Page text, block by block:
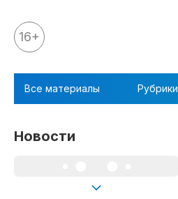
Все материалы
Аналитика
Аналитика
16+
Все материалы Рубрики
Новости